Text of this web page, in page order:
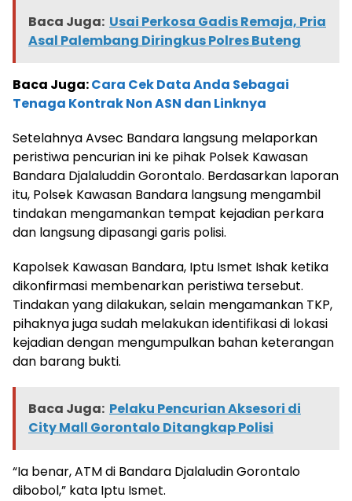
Baca Juga: Usai Perkosa Gadis Remaja, Pria
Asal Palembang Diringkus Polres Buteng
Baca Juga:Cara Cek Data Anda Sebagai
Tenaga Kontrak Non ASN dan Linknya
Setelahnya Avsec Bandara langsung melaporkan
peristiwa pencurian ini ke pihak Polsek Kawasan
Bandara Djalaluddin Gorontalo. Berdasarkan laporan
itu, Polsek Kawasan Bandara langsung mengambil
tindakan mengamankan tempat kejadian perkara
dan langsung dipasangi garis polisi.
Kapolsek Kawasan Bandara, Iptu Ismet Ishak ketika
dikonfirmasi membenarkan peristiwa tersebut.
Tindakan yang dilakukan, selain mengamankan TKP,
pihaknya juga sudah melakukan identifikasi di lokasi
kejadian dengan mengumpulkan bahan keterangan
dan barang bukti.
Baca Juga: Pelaku Pencurian Aksesori di
City Mall Gorontalo Ditangkap Polisi
“Ia benar, ATM di Bandara Djalaludin Gorontalo
dibobol,” kata Iptu Ismet.